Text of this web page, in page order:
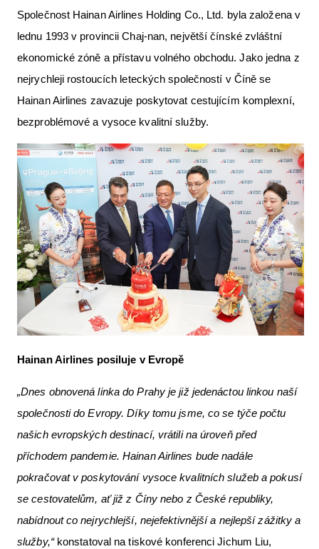
Společnost Hainan Airlines Holding Co., Ltd. byla založena v
lednu 1993 v provincii Chaj-nan, největší čínské zvláštní
ekonomické zóně a přístavu volného obchodu. Jako jedna z
nejrychleji rostoucích leteckých společností v Číně se
Hainan Airlines zavazuje poskytovat cestujícím komplexní,
bezproblémové a vysoce kvalitní služby.
Hainan Airlines posiluje v Evropě
„Dnes obnovená linka do Prahy je již jedenáctou linkou naší
společnosti do Evropy. Díky tomu jsme, co se týče počtu
našich evropských destinací, vrátili na úroveň před
příchodem pandemie. Hainan Airlines bude nadále
pokračovat v poskytování vysoce kvalitních služeb a pokusí
se cestovatelům, ať již z Číny nebo z České republiky,
nabídnout co nejrychlejší, nejefektivnější a nejlepší zážitky a
služby,“konstatoval na tiskové konferenci Jichum Liu,